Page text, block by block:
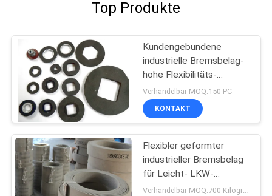
Top Produkte
Kundengebundene
industrielle Bremsbelag-
hohe Flexibilitäts-
Tasterzirkel-
Bremsblöcke
Verhandelbar MOQ:150 PC
KONTAKT
Flexibler geformter
industrieller Bremsbelag
für Leicht- LKW-
Aufnahmen-Motorrad